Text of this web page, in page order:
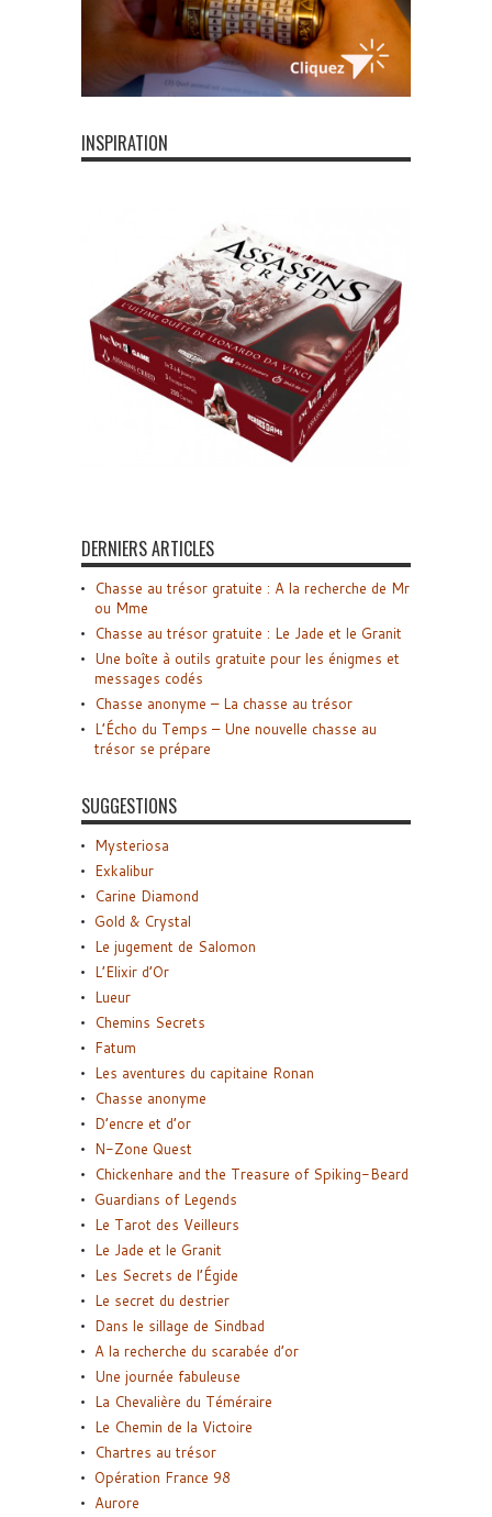
INSPIRATION
DERNIERS ARTICLES
Chasse au trésor gratuite : A la recherche de Mr
ou Mme
Chasse au trésor gratuite : Le Jade et le Granit
Une boîte à outils gratuite pour les énigmes et
messages codés
Chasse anonyme – La chasse au trésor
L’Écho du Temps – Une nouvelle chasse au
trésor se prépare
SUGGESTIONS
Mysteriosa
Exkalibur
Carine Diamond
Gold & Crystal
Le jugement de Salomon
L’Elixir d’Or
Lueur
Chemins Secrets
Fatum
Les aventures du capitaine Ronan
Chasse anonyme
D’encre et d’or
N-Zone Quest
Chickenhare and the Treasure of Spiking-Beard
Guardians of Legends
Le Tarot des Veilleurs
Le Jade et le Granit
Les Secrets de l’Égide
Le secret du destrier
Dans le sillage de Sindbad
A la recherche du scarabée d’or
Une journée fabuleuse
La Chevalière du Téméraire
Le Chemin de la Victoire
Chartres au trésor
Opération France 98
Aurore